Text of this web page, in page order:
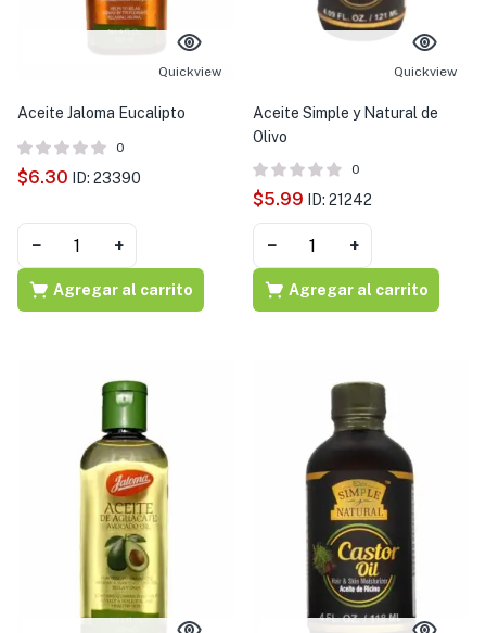
Quickview
Aceite Jaloma Eucalipto
0
$6.30 ID: 23390
− +
Agregar al carrito
Quickview
Aceite Simple y Natural de
Olivo
0
$5.99 ID: 21242
− +
Agregar al carrito